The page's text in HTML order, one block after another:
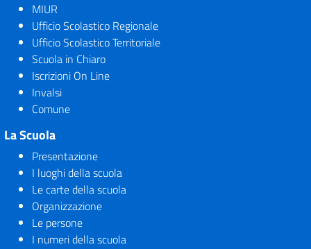
MIUR
Ufficio Scolastico Regionale
Ufficio Scolastico Territoriale
Scuola in Chiaro
Iscrizioni On Line
Invalsi
Comune
La Scuola
Presentazione
I luoghi della scuola
Le carte della scuola
Organizzazione
Le persone
I numeri della scuola